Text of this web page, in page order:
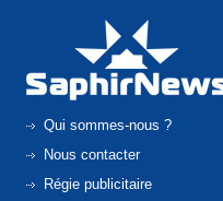
Qui sommes-nous ?
Nous contacter
Régie publicitaire